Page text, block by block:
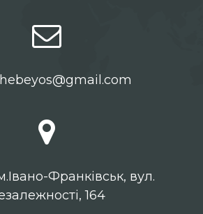
Франківськ, вул.
164